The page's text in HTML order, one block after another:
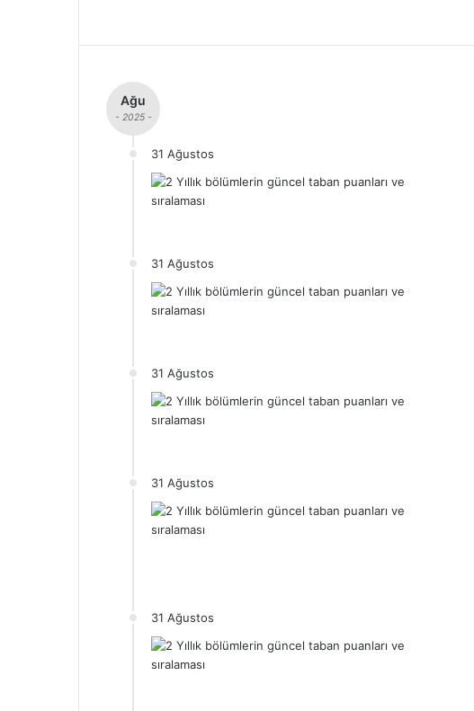
Ağu
- 2025 -
31 Ağustos
31 Ağustos
31 Ağustos
31 Ağustos
31 Ağustos